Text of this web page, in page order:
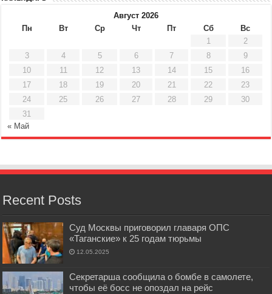
Август 2026
Пн
Вт Ср Чт Пт Сб
Вс
1
2
3
4 5 6 7 8
9
10
11 12 13 14 15
16
17
18 19 20 21 22
23
24
25 26 27 28 29
30
31
« Май
Recent Posts
Суд Москвы приговорил главаря ОПС
«Таганские» к 25 годам тюрьмы
12.05.2025
Секретарша сообщила о бомбе в самолете,
чтобы её босс не опоздал на рейс